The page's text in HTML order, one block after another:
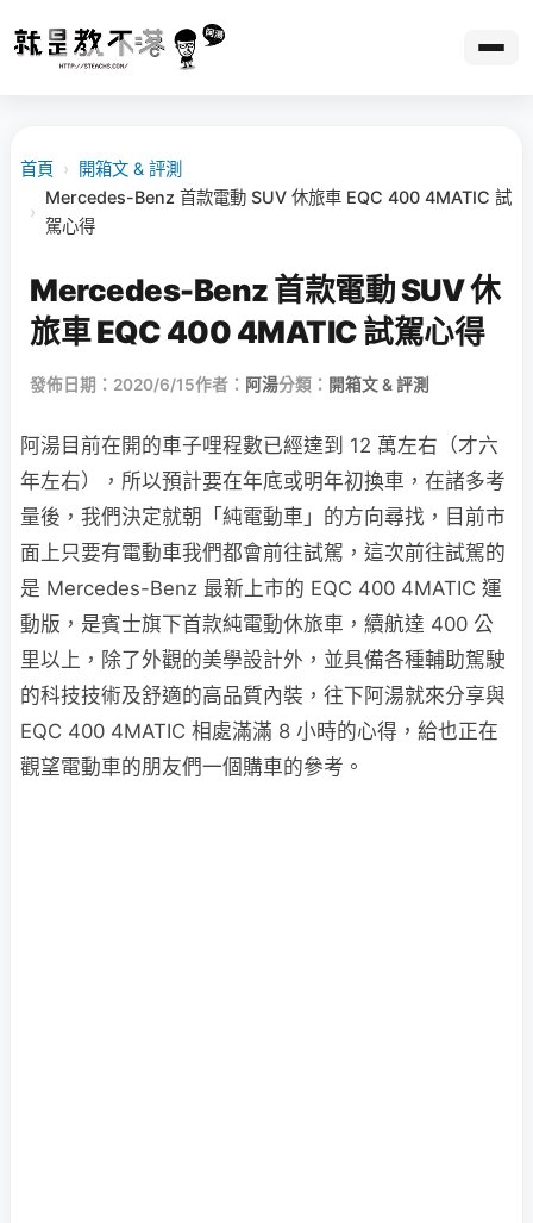
首頁 › 開箱文 & 評測
›
Mercedes-Benz 首款電動 SUV 休旅車 EQC 400 4MATIC 試
駕心得
Mercedes-Benz 首款電動 SUV 休
旅車 EQC 400 4MATIC 試駕心得
發佈日期：2020/6/15作者： 阿湯分類： 開箱文 & 評測
阿湯目前在開的車子哩程數已經達到 12 萬左右（才六
年左右），所以預計要在年底或明年初換車，在諸多考
量後，我們決定就朝「純電動車」的方向尋找，目前市
面上只要有電動車我們都會前往試駕，這次前往試駕的
是 Mercedes-Benz 最新上市的 EQC 400 4MATIC 運
動版，是賓士旗下首款純電動休旅車，續航達 400 公
里以上，除了外觀的美學設計外，並具備各種輔助駕駛
的科技技術及舒適的高品質內裝，往下阿湯就來分享與
EQC 400 4MATIC 相處滿滿 8 小時的心得，給也正在
觀望電動車的朋友們一個購車的參考。